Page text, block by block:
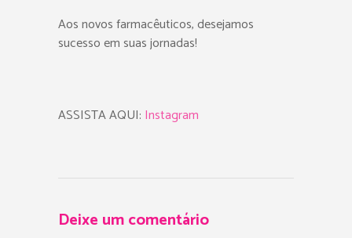
Aos novos farmacêuticos, desejamos
sucesso em suas jornadas!
ASSISTA AQUI: Instagram
Deixe um comentário